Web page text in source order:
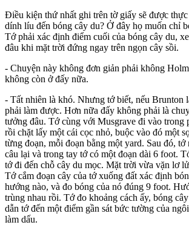
Điều kiện thứ nhất ghi trên tờ giấy sẽ được
dính líu đến bóng cây du? Ở đây họ muốn chỉ
Tớ phải xác định điểm cuối của bóng cây du,
đâu khi mặt trời đứng ngay trên ngọn cây sồi.
- Chuyện này không đơn giản phải không
không còn ở đấy nữa.
- Tất nhiên là khó. Nhưng tớ biết, nếu Brunton
phải làm được. Hơn nữa đấy không phải là
tưởng đâu. Tớ cùng với Musgrave đi vào trong
rồi chặt lấy một cái cọc nhỏ, buộc vào đó một
từng đoạn, mỗi đoạn bằng một yard. Sau đó, tớ
câu lại và trong tay tớ có một đoạn dài 6 foot.
tớ đi đến chỗ cây du mọc. Mặt trời vừa vặn lơ
Tớ cắm đoạn cây của tớ xuống đất xác định
hướng nào, và đo bóng của nó đúng 9 foot.
trùng nhau rồi. Tớ đo khoảng cách ấy, bóng
dẫn tớ đến một điểm gần sát bức tường của
làm dấu.